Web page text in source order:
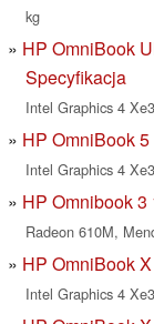
kg
HP OmniBook
Specyfikacja
Intel Graphics 4
HP OmniBook
Intel Graphics 4
HP Omnibook
Radeon 610M,
HP OmniBook
Intel Graphics 4